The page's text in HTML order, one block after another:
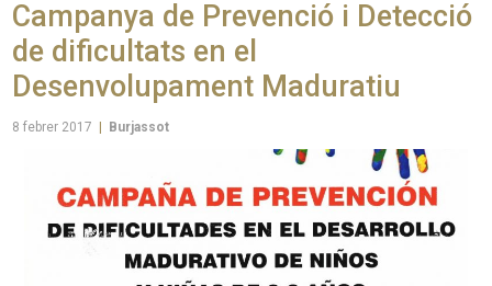
Campanya de Prevenció i Detecció
de dificultats en el
Desenvolupament Maduratiu
8 febrer 2017 Burjassot